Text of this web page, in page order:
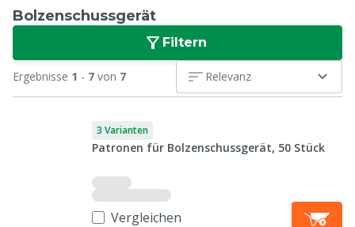
Bolzenschussgerät
Filtern
Ergebnisse 1 - 7 von 7 Relevanz
3 Varianten
Patronen für Bolzenschussgerät, 50 Stück
Vergleichen